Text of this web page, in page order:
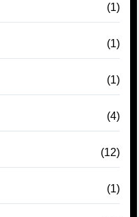
(1)
(1)
(1)
(4)
(12)
(1)